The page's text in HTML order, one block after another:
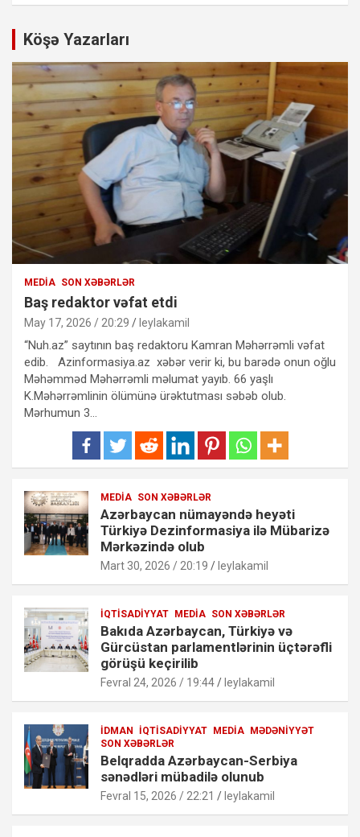
Köşə Yazarları
MEDIA SON XƏBƏRLƏR
Baş redaktor vəfat etdi
May 17, 2026 / 20:29 leylakamil
“Nuh.az” saytının baş redaktoru Kamran Məhərrəmli vəfat
edib. Azinformasiya.az xəbər verir ki, bu barədə onun oğlu
Məhəmməd Məhərrəmli məlumat yayıb. 66 yaşlı
K.Məhərrəmlinin ölümünə ürəktutması səbəb olub.
Mərhumun 3…
MEDIA SON XƏBƏRLƏR
Azərbaycan nümayəndə heyəti
Türkiyə Dezinformasiya ilə Mübarizə
Mərkəzində olub
Mart 30, 2026 / 20:19 leylakamil
İQTISADIYYAT MEDIA SON XƏBƏRLƏR
Bakıda Azərbaycan, Türkiyə və
Gürcüstan parlamentlərinin üçtərəfli
görüşü keçirilib
Fevral 24, 2026 / 19:44 leylakamil
İDMAN İQTISADIYYAT MEDIA MƏDƏNIYYƏT
SON XƏBƏRLƏR
Belqradda Azərbaycan-Serbiya
sənədləri mübadilə olunub
Fevral 15, 2026 / 22:21 leylakamil